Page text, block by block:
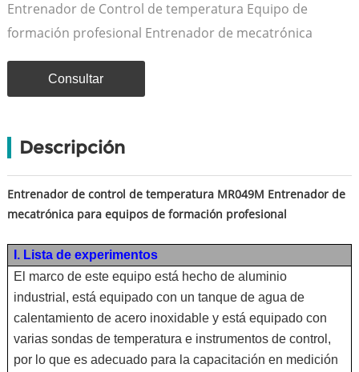
Entrenador de Control de temperatura Equipo de
formación profesional Entrenador de mecatrónica
Consultar
Descripción
Entrenador de control de temperatura MR049M Entrenador de
mecatrónica para equipos de formación profesional
I. Lista de experimentos
El marco de este equipo está hecho de aluminio
industrial, está equipado con un tanque de agua de
calentamiento de acero inoxidable y está equipado con
varias sondas de temperatura e instrumentos de control,
por lo que es adecuado para la capacitación en medición